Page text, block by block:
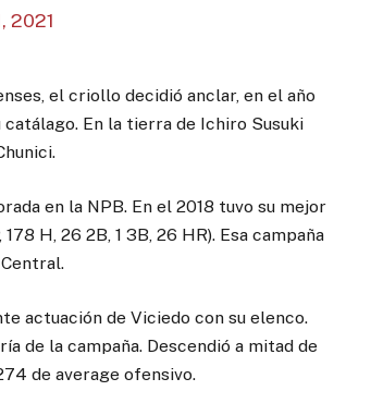
2021
el criollo decidió anclar, en el año
catálago. En la tierra de Ichiro Susuki
en la NPB. En el 2018 tuvo su mejor
H, 26 2B, 1 3B, 26 HR). Esa campaña
actuación de Viciedo con su elenco.
de la campaña. Descendió a mitad de
de average ofensivo.